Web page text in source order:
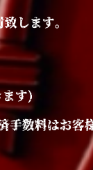
します。
ます)
数料はお客